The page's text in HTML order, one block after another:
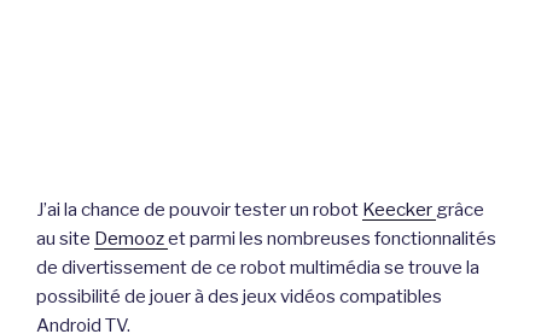
J’ai la chance de pouvoir tester un robot Keecker grâce
au site Demoozet parmi les nombreuses fonctionnalités
de divertissement de ce robot multimédia se trouve la
possibilité de jouer à des jeux vidéos compatibles
Android TV.